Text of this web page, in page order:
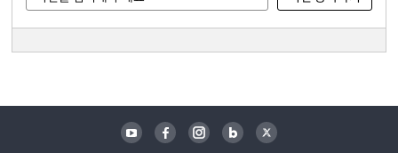
유튜브 페이스북 인스타그램 블로그 트위터